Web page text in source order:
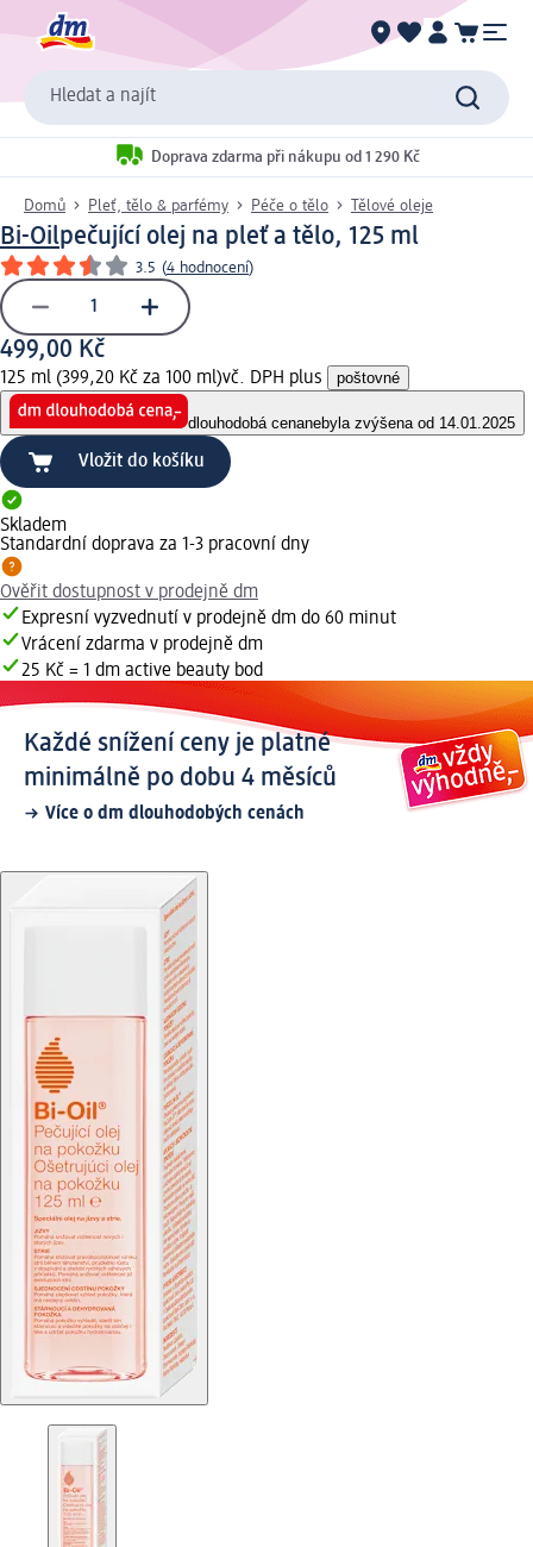
Hledat a najít
Doprava zdarma při nákupu od 1 290 Kč
Domů Pleť, tělo & parfémy Péče o tělo Tělové oleje
Bi-Oilpečující olej na pleť a tělo, 125 ml
3.5 (4 hodnocení)
499,00 Kč
125 ml (399,20 Kč za 100 ml)vč. DPH plus poštovné
dlouhodobá cenanebyla zvýšena od 14.01.2025
Vložit do košíku
Skladem
Standardní doprava za 1-3 pracovní dny
Ověřit dostupnost v prodejně dm
Expresní vyzvednutí v prodejně dm do 60 minut
Vrácení zdarma v prodejně dm
25 Kč = 1 dm active beauty bod
Každé snížení ceny je platné
minimálně po dobu 4 měsíců
Více o dm dlouhodobých cenách